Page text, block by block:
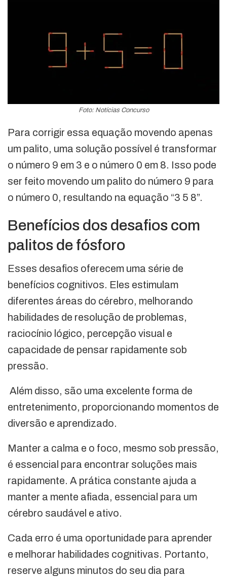
Foto: Notícias Concurso
Para corrigir essa equação movendo apenas
um palito, uma solução possível é transformar
o número 9 em 3 e o número 0 em 8. Isso pode
ser feito movendo um palito do número 9 para
o número 0, resultando na equação “3 5 8”.
Benefícios dos desafios com
palitos de fósforo
Esses desafios oferecem uma série de
benefícios cognitivos. Eles estimulam
diferentes áreas do cérebro, melhorando
habilidades de resolução de problemas,
raciocínio lógico, percepção visual e
capacidade de pensar rapidamente sob
pressão.
Além disso, são uma excelente forma de
entretenimento, proporcionando momentos de
diversão e aprendizado.
Manter a calma e o foco, mesmo sob pressão,
é essencial para encontrar soluções mais
rapidamente. A prática constante ajuda a
manter a mente afiada, essencial para um
cérebro saudável e ativo.
Cada erro é uma oportunidade para aprender
e melhorar habilidades cognitivas. Portanto,
reserve alguns minutos do seu dia para